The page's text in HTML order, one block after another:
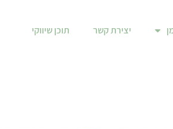
יצירת קשר תוכן שיווקי